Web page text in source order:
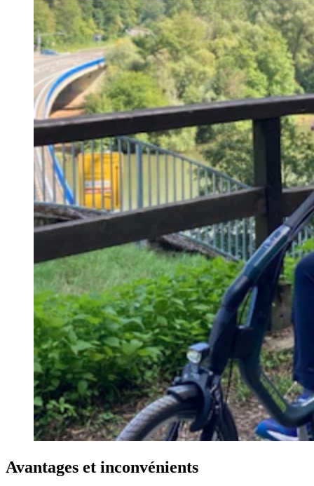
Avantages et inconvénients